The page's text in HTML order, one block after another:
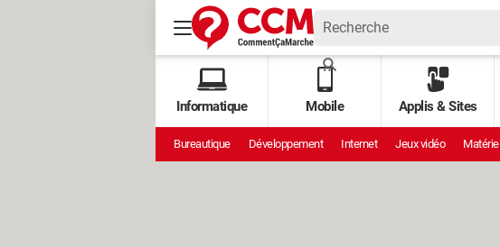
Informatique Mobile Applis & Sites
Bureautique Développement Internet Jeux vidéo Matériel